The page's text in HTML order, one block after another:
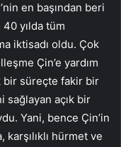
en başından beri
yılda tüm
iktisadı oldu. Çok
Çin’e yardım
bir süreçte fakir bir
açık bir
Yani, bence Çin’in
hürmet ve